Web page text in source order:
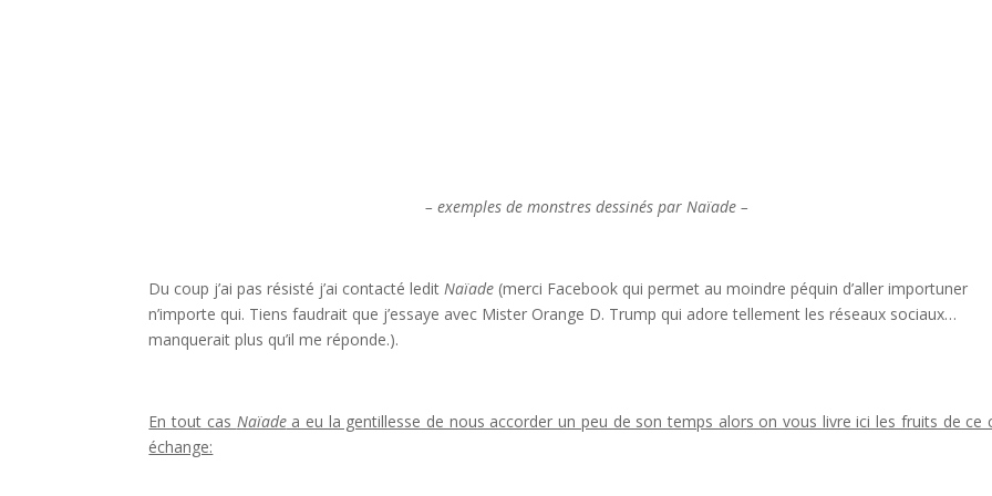
– exemples de monstres dessinés par Naïade –
Du coup j’ai pas résisté j’ai contacté leditNaïade (merci Facebook qui permet au moindre péquin d’aller importuner
n’importe qui. Tiens faudrait que j’essaye avec Mister Orange D. Trump qui adore tellement les réseaux sociaux…
manquerait plus qu’il me réponde.).
En tout cas Naïadea eu la gentillesse de nous accorder un peu de son temps alors on vous livre ici les fruits de ce
échange: